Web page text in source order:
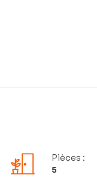
Pièces :
5